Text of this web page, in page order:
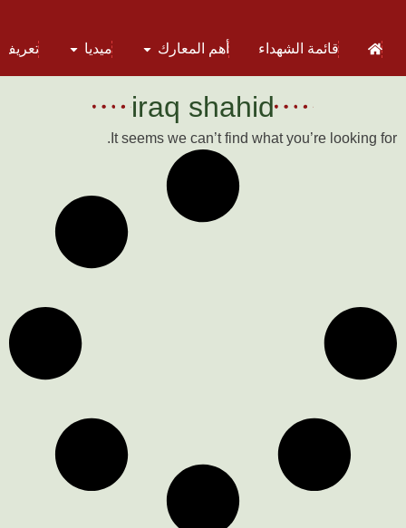
قائمة الشهداء أهم المعارك ميديا تعريف
iraq shahid
It seems we can’t find what you’re looking for.